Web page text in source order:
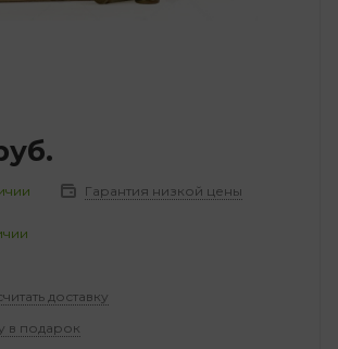
Гарантия низкой цены
доставку
в подарок